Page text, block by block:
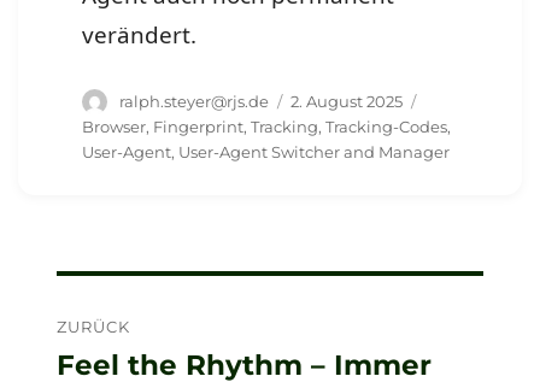
verändert.
Autor
ralph.steyer@rjs.de
Veröffentlicht
am
2. August 2025
Browser, Fingerprint,Tracking,Tracking-Codes,
User-Agent, User-Agent Switcher and Manager
ZURÜCK
Vorheriger
Feel the Rhythm – Immer